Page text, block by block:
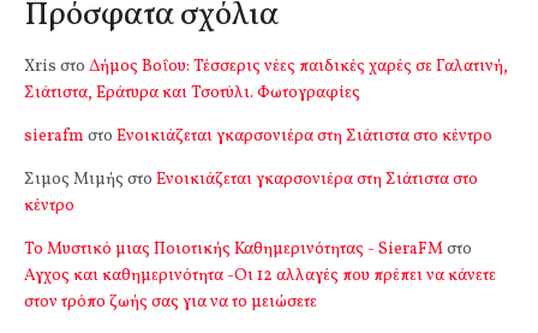
Πρόσφατα σχόλια
Xris στο Δήμος Βοΐου: Τέσσερις νέες παιδικές χαρές σε Γαλατινή,
Σιάτιστα, Εράτυρα και Τσοτύλι. Φωτογραφίες
sierafm στο Ενοικιάζεται γκαρσονιέρα στη Σιάτιστα στο κέντρο
Σιμος Μιμής στο Ενοικιάζεται γκαρσονιέρα στη Σιάτιστα στο
κέντρο
Το Μυστικό μιας Ποιοτικής Καθημερινότητας - SieraFMστο
Αγχος και καθημερινότητα -Οι 12 αλλαγές που πρέπει να κάνετε
στον τρόπο ζωής σας για να το μειώσετε